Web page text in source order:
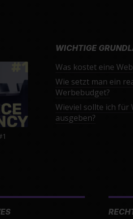
WICHTIGE
Was kostet eine
Wie setzt man ein
Werbebudget?
Wieviel sollte ich für
ausgeben?